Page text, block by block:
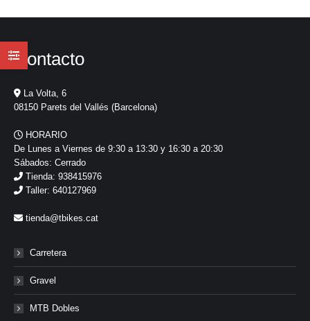
Contacto
La Volta, 6
08150 Parets del Vallés (Barcelona)
HORARIO
De Lunes a Viernes de 9:30 a 13:30 y 16:30 a 20:30
Sábados: Cerrado
Tienda: 938415976
Taller: 640127969
tienda@tbikes.cat
Carretera
Gravel
MTB Dobles